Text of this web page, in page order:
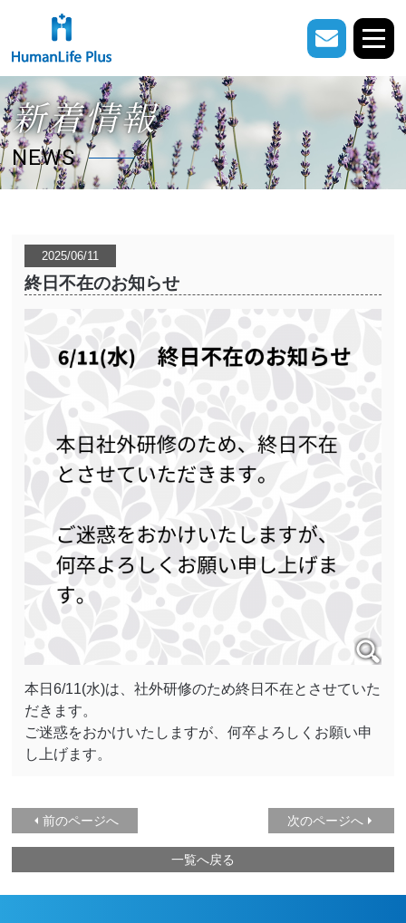
新着情報
NEWS
2025/06/11
終日不在のお知らせ
本日6/11(水)は、社外研修のため終日不在とさせていた
だきます。
ご迷惑をおかけいたしますが、何卒よろしくお願い申
し上げます。
前のページへ 次のページへ
一覧へ戻る